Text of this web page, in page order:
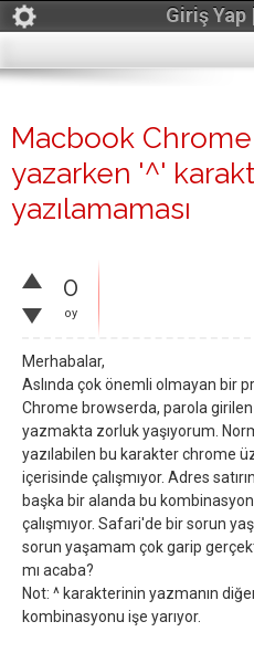
Giriş Yap
Macbook
yazarken '^'
yazılamaması
0
oy
Merhabalar,
Aslında çok önemli olmayan bir
Chrome browserda, parola
yazmakta zorluk yaşıyorum.
yazılabilen bu karakter chrome
içerisinde çalışmıyor. Adres
başka bir alanda bu kombinasyon
çalışmıyor. Safari'de bir sorun
sorun yaşamam çok garip
mı acaba?
Not: ^ karakterinin yazmanın
kombinasyonu işe yarıyor.